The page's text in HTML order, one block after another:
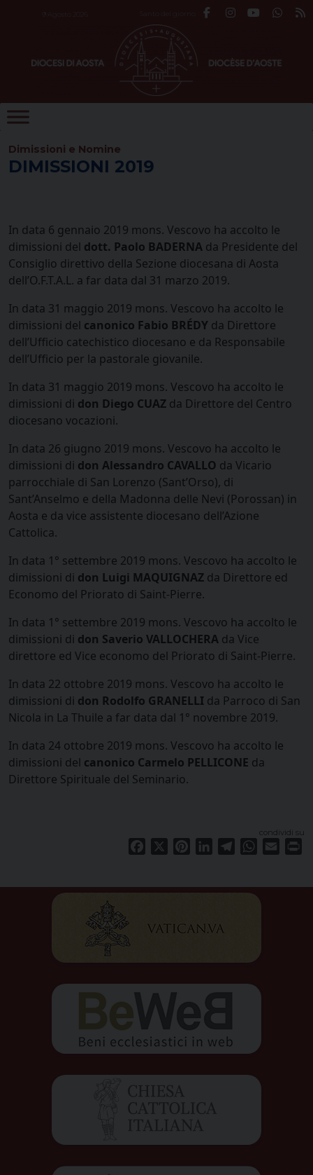
9 Agosto 2026
Dimissioni e Nomine
DIMISSIONI 2019
In data 6 gennaio 2019 mons. Vescovo ha accolto le
dimissioni del dott. Paolo BADERNA da Presidente del
Consiglio direttivo della Sezione diocesana di Aosta
dell’O.F.T.A.L. a far data dal 31 marzo 2019.
In data 31 maggio 2019 mons. Vescovo ha accolto le
dimissioni del canonico Fabio BRÉDY da Direttore
dell’Ufficio catechistico diocesano e da Responsabile
dell’Ufficio per la pastorale giovanile.
In data 31 maggio 2019 mons. Vescovo ha accolto le
dimissioni di don Diego CUAZ da Direttore del Centro
diocesano vocazioni.
In data 26 giugno 2019 mons. Vescovo ha accolto le
dimissioni di don Alessandro CAVALLO da Vicario
parrocchiale di San Lorenzo (Sant’Orso), di
Sant’Anselmo e della Madonna delle Nevi (Porossan) in
Aosta e da vice assistente diocesano dell’Azione
Cattolica.
In data 1° settembre 2019 mons. Vescovo ha accolto le
dimissioni di don Luigi MAQUIGNAZ da Direttore ed
Economo del Priorato di Saint-Pierre.
In data 1° settembre 2019 mons. Vescovo ha accolto le
dimissioni di don Saverio VALLOCHERA da Vice
direttore ed Vice economo del Priorato di Saint-Pierre.
In data 22 ottobre 2019 mons. Vescovo ha accolto le
dimissioni di don Rodolfo GRANELLI da Parroco di San
Nicola in La Thuile a far data dal 1° novembre 2019.
In data 24 ottobre 2019 mons. Vescovo ha accolto le
dimissioni del canonico Carmelo PELLICONE da
Direttore Spirituale del Seminario.
condividi su
Facebook PinterestLinkedInTelegramWhatsApp
Email